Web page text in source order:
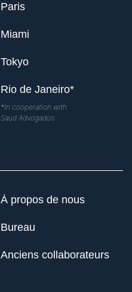
Paris
Miami
Tokyo
Rio de Janeiro*
*In cooperation with
Saud Advogados
À propos de nous
Bureau
Anciens collaborateurs